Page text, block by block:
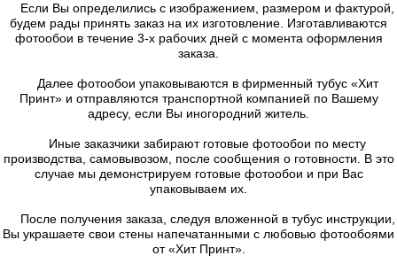
Если Вы определились с изображением, размером и фактурой,
будем рады принять заказ на их изготовление. Изготавливаются
фотообои в течение 3-х рабочих дней с момента оформления
заказа.
Далее фотообои упаковываются в фирменный тубус «Хит
Принт» и отправляются транспортной компанией по Вашему
адресу, если Вы иногородний житель.
Иные заказчики забирают готовые фотообои по месту
производства, самовывозом, после сообщения о готовности. В это
случае мы демонстрируем готовые фотообои и при Вас
упаковываем их.
После получения заказа, следуя вложенной в тубус инструкции,
Вы украшаете свои стены напечатанными с любовью фотообоями
от «Хит Принт».